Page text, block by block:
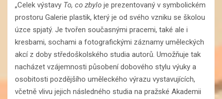
„Celek výstavy To, co zbylo je prezentovaný v symbolickém
prostoru Galerie plastik, který je od svého vzniku se školou
úzce spjatý. Je tvořen současnými pracemi, také ale i
kresbami, sochami a fotografickými záznamy uměleckých
akcí z doby středoškolského studia autorů. Umožňuje tak
nacházet vzájemnosti působení dobového stylu výuky a
osobitosti pozdějšího uměleckého výrazu vystavujících,
včetně vlivu jejich následného studia na pražské Akademii